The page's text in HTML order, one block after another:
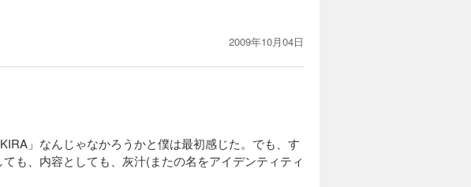
2009年10月04日
」なんじゃなかろうかと僕は最初感じた。でも、す
も、内容としても、灰汁(またの名をアイデンティティ